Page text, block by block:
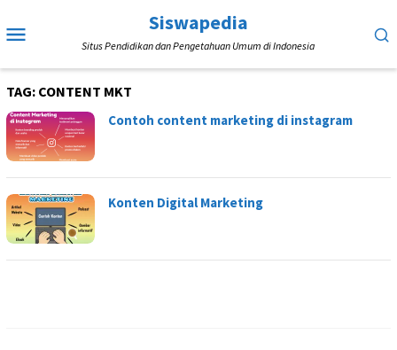
ke
Mobile
Siswapedia
Situs Pendidikan dan Pengetahuan Umum di Indonesia
TAG: CONTENT MKT
Contoh content marketing di instagram
Konten Digital Marketing